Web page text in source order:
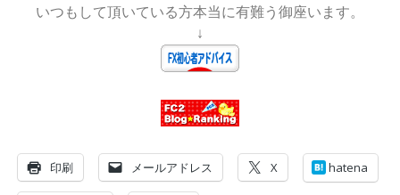
いつもして頂いている方本当に有難う御座います。
↓
印刷 メールアドレス X hatena